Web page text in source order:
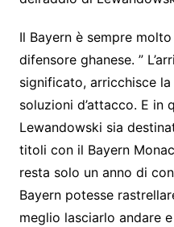
Il Bayern è sempre
difensore ghanese. ”
significato, arricchisce
soluzioni d’attacco. E in
Lewandowski sia
titoli con il Bayern
resta solo un anno di
Bayern potesse
meglio lasciarlo andare